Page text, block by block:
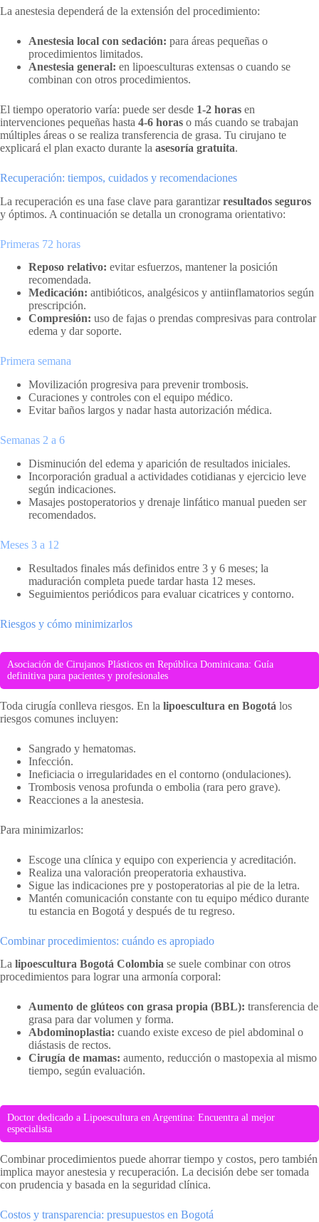
La anestesia dependerá de la extensión del procedimiento:
Anestesia local con sedación: para áreas pequeñas o
procedimientos limitados.
Anestesia general: en lipoesculturas extensas o cuando se
combinan con otros procedimientos.
El tiempo operatorio varía: puede ser desde 1-2 horas en
intervenciones pequeñas hasta 4-6 horas o más cuando se trabajan
múltiples áreas o se realiza transferencia de grasa. Tu cirujano te
explicará el plan exacto durante la asesoría gratuita.
Recuperación: tiempos, cuidados y recomendaciones
La recuperación es una fase clave para garantizarresultados seguros
y óptimos. A continuación se detalla un cronograma orientativo:
Primeras 72 horas
Reposo relativo: evitar esfuerzos, mantener la posición
recomendada.
Medicación: antibióticos, analgésicos y antiinflamatorios según
prescripción.
Compresión: uso de fajas o prendas compresivas para controlar
edema y dar soporte.
Primera semana
Movilización progresiva para prevenir trombosis.
Curaciones y controles con el equipo médico.
Evitar baños largos y nadar hasta autorización médica.
Semanas 2 a 6
Disminución del edema y aparición de resultados iniciales.
Incorporación gradual a actividades cotidianas y ejercicio leve
según indicaciones.
Masajes postoperatorios y drenaje linfático manual pueden ser
recomendados.
Meses 3 a 12
Resultados finales más definidos entre 3 y 6 meses; la
maduración completa puede tardar hasta 12 meses.
Seguimientos periódicos para evaluar cicatrices y contorno.
Riesgos y cómo minimizarlos
Asociación de Cirujanos Plásticos en República Dominicana: Guía
definitiva para pacientes y profesionales
Toda cirugía conlleva riesgos. En la lipoescultura en Bogotá los
riesgos comunes incluyen:
Sangrado y hematomas.
Infección.
Ineficiacia o irregularidades en el contorno (ondulaciones).
Trombosis venosa profunda o embolia (rara pero grave).
Reacciones a la anestesia.
Para minimizarlos:
Escoge una clínica y equipo con experiencia y acreditación.
Realiza una valoración preoperatoria exhaustiva.
Sigue las indicaciones pre y postoperatorias al pie de la letra.
Mantén comunicación constante con tu equipo médico durante
tu estancia en Bogotá y después de tu regreso.
Combinar procedimientos: cuándo es apropiado
La lipoescultura Bogotá Colombia se suele combinar con otros
procedimientos para lograr una armonía corporal:
Aumento de glúteos con grasa propia (BBL): transferencia de
grasa para dar volumen y forma.
Abdominoplastia: cuando existe exceso de piel abdominal o
diástasis de rectos.
Cirugía de mamas: aumento, reducción o mastopexia al mismo
tiempo, según evaluación.
Doctor dedicado a Lipoescultura en Argentina: Encuentra al mejor
especialista
Combinar procedimientos puede ahorrar tiempo y costos, pero también
implica mayor anestesia y recuperación. La decisión debe ser tomada
con prudencia y basada en la seguridad clínica.
Costos y transparencia: presupuestos en Bogotá